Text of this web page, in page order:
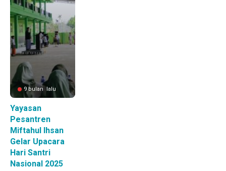
9 bulan lalu
Yayasan
Pesantren
Miftahul Ihsan
Gelar Upacara
Hari Santri
Nasional 2025